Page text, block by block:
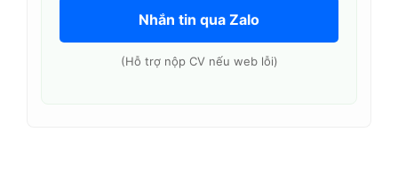
Nhắn tin qua Zalo
(Hỗ trợ nộp CV nếu web lỗi)